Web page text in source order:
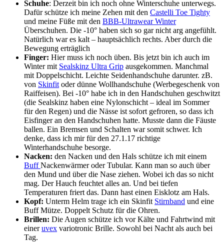
Schuhe: Derzeit bin ich noch ohne Winterschuhe unterwegs.
Dafür schütze ich meine Zehen mit den Castelli Toe Tighty
und meine Füße mit den BBB-Ultrawear Winter
Überschuhen. Die -10° haben sich so gar nicht arg angefühlt.
Natürlich war es kalt – hauptsächlich rechts. Aber durch die
Bewegung erträglich
Finger: Hier muss ich noch üben. Bis jetzt bin ich auch im
Winter mit Sealskinz Ultra Grip ausgekommen. Manchmal
mit Doppelschicht. Leichte Seidenhandschuhe darunter. zB.
von Skinfit oder dünne Wollhandschuhe (Werbegeschenk von
Raiffeisen). Bei -10° habe ich in den Handschuhen geschwitzt
(die Sealskinz haben eine Nylonschicht – ideal im Sommer
für den Regen) und die Nässe ist sofort gefroren, so dass ich
Eisfinger an den Handschuhen hatte. Musste dann die Fäuste
ballen. Ein Bremsen und Schalten war somit schwer. Ich
denke, dass ich mir für den 27.1.17 richtige
Winterhandschuhe besorge.
Nacken: den Nacken und den Hals schütze ich mit einem
BuffNackenwärmer oder Tubular. Kann man so auch über
den Mund und über die Nase ziehen. Wobei ich das so nicht
mag. Der Hauch feuchtet alles an. Und bei tiefen
Temperaturen friert das. Dann hast einen Eisklotz am Hals.
Kopf: Unterm Helm trage ich ein Skinfit Stirnband und eine
Buff Mütze. Doppelt Schutz für die Ohren.
Brillen: Die Augen schütze ich vor Kälte und Fahrtwind mit
eineruvex variotronic Brille. Sowohl bei Nacht als auch bei
Tag.